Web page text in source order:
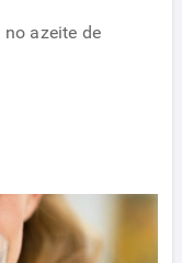
azeite de